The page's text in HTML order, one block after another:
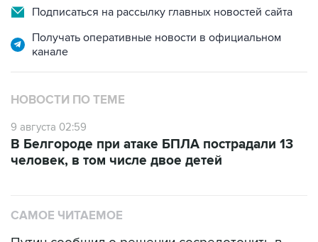
Получать оперативные новости в официальном
НОВОСТИ ПО ТЕМЕ
9 августа 02:59
человек, в том числе двое детей
Путин сообщил о решении сосредоточить в